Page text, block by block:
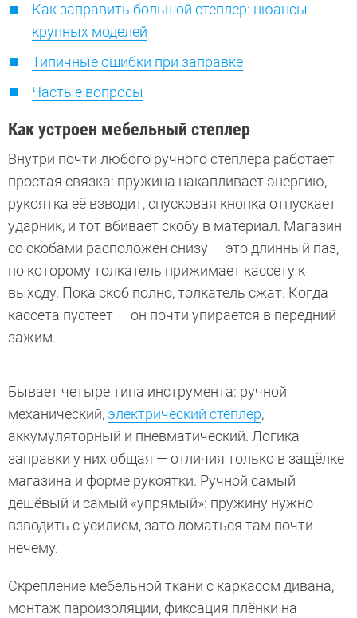
Как заправить большой степлер: нюансы
крупных моделей
Типичные ошибки при заправке
Частые вопросы
Как устроен мебельный степлер
Внутри почти любого ручного степлера работает
простая связка: пружина накапливает энергию,
рукоятка её взводит, спусковая кнопка отпускает
ударник, и тот вбивает скобу в материал. Магазин
со скобами расположен снизу — это длинный паз,
по которому толкатель прижимает кассету к
выходу. Пока скоб полно, толкатель сжат. Когда
кассета пустеет — он почти упирается в передний
зажим.
Бывает четыре типа инструмента: ручной
механический, электрический степлер,
аккумуляторный и пневматический. Логика
заправки у них общая — отличия только в защёлке
магазина и форме рукоятки. Ручной самый
дешёвый и самый «упрямый»: пружину нужно
взводить с усилием, зато ломаться там почти
нечему.
Скрепление мебельной ткани с каркасом дивана,
монтаж пароизоляции, фиксация плёнки на